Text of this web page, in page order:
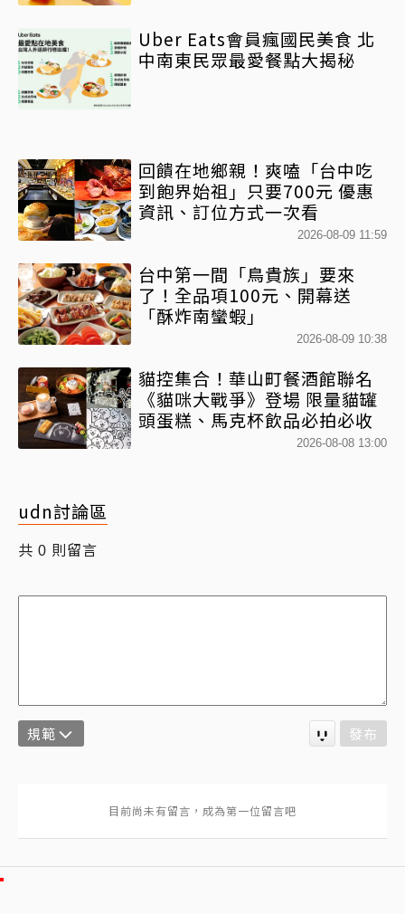
Uber Eats會員瘋國民美食 北
中南東民眾最愛餐點大揭秘
回饋在地鄉親！爽嗑「台中吃
到飽界始祖」只要700元 優惠
資訊、訂位方式一次看
2026-08-09 11:59
台中第一間「鳥貴族」要來
了！全品項100元、開幕送
「酥炸南蠻蝦」
2026-08-09 10:38
貓控集合！華山町餐酒館聯名
《貓咪大戰爭》登場 限量貓罐
頭蛋糕、馬克杯飲品必拍必收
2026-08-08 13:00
udn討論區
共 0 則留言
規範 發布